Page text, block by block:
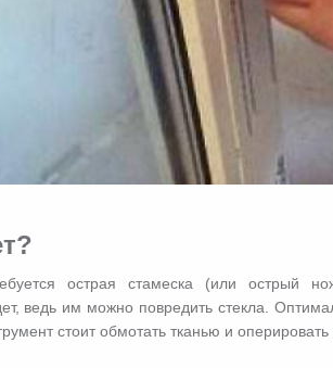
острая стамеска (или острый
ведь им можно повредить стекла.
стоит обмотать тканью и